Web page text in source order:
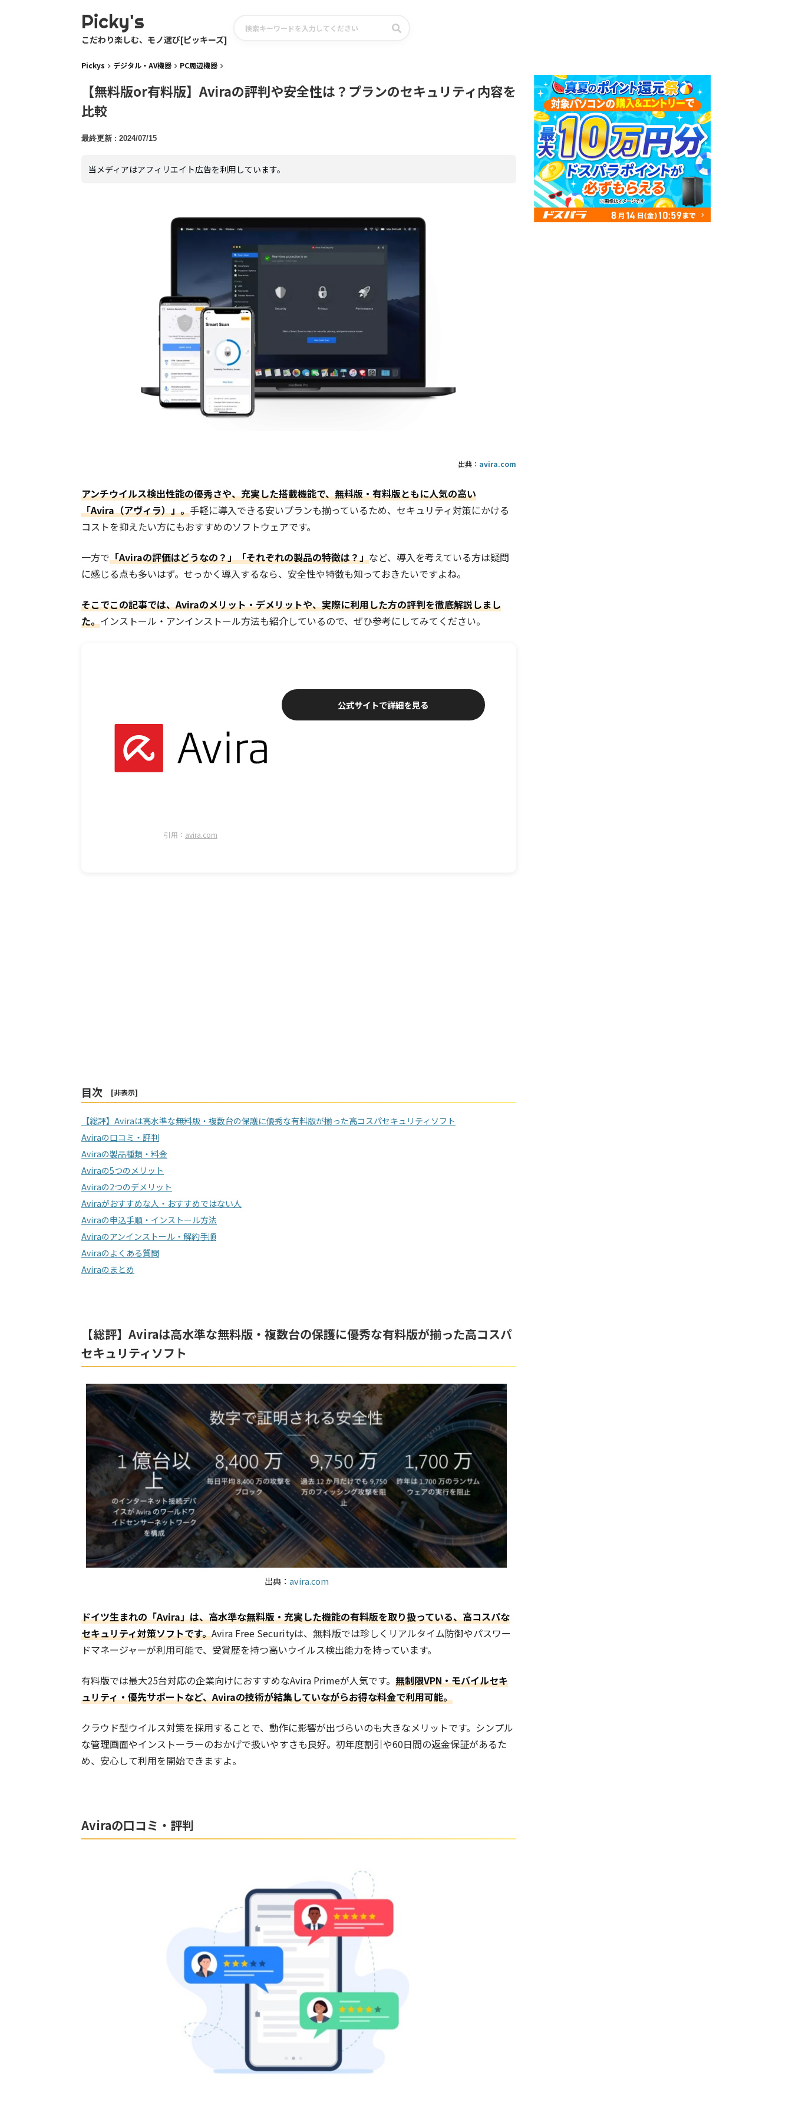
Picky's
こだわり楽しむ、モノ選び[ピッキーズ]
Pickys デジタル・AV機器 PC周辺機器
【無料版or有料版】Aviraの評判や安全性は？プランのセキュリティ内容を
比較
2024/07/15
当メディアはアフィリエイト広告を利用しています。
出典： avira.com
アンチウイルス検出性能の優秀さや、充実した搭載機能で、無料版・有料版ともに人気の高い
「Avira（アヴィラ）」。手軽に導入できる安いプランも揃っているため、セキュリティ対策にかける
コストを抑えたい方にもおすすめのソフトウェアです。
一方で「Aviraの評価はどうなの？」「それぞれの製品の特徴は？」など、導入を考えている方は疑問
に感じる点も多いはず。せっかく導入するなら、安全性や特徴も知っておきたいですよね。
そこでこの記事では、Aviraのメリット・デメリットや、実際に利用した方の評判を徹底解説しまし
た。インストール・アンインストール方法も紹介しているので、ぜひ参考にしてみてください。
引用： avira.com
公式サイトで詳細を見る
目次 [非表示]
【総評】Aviraは高水準な無料版・複数台の保護に優秀な有料版が揃った高コスパセキュリティソフト
Aviraの口コミ・評判
Aviraの製品種類・料金
Aviraの5つのメリット
Aviraの2つのデメリット
Aviraがおすすめな人・おすすめではない人
Aviraの申込手順・インストール方法
Aviraのアンインストール・解約手順
Aviraのよくある質問
Aviraのまとめ
【総評】Aviraは高水準な無料版・複数台の保護に優秀な有料版が揃った高コスパ
セキュリティソフト
出典： avira.com
ドイツ生まれの「Avira」は、高水準な無料版・充実した機能の有料版を取り扱っている、高コスパな
セキュリティ対策ソフトです。Avira Free Securityは、無料版では珍しくリアルタイム防御やパスワー
ドマネージャーが利用可能で、受賞歴を持つ高いウイルス検出能力を持っています。
有料版では最大25台対応の企業向けにおすすめなAvira Primeが人気です。 無制限VPN・モバイルセキ
ュリティ・優先サポートなど、Aviraの技術が結集していながらお得な料金で利用可能。
クラウド型ウイルス対策を採用することで、動作に影響が出づらいのも大きなメリットです。シンプル
な管理画面やインストーラーのおかげで扱いやすさも良好。初年度割引や60日間の返金保証があるた
め、安心して利用を開始できますよ。
Aviraの口コミ・評判